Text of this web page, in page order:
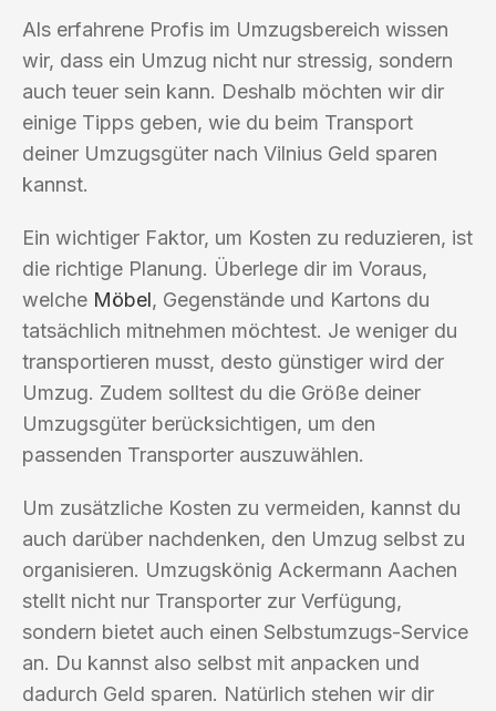
Als erfahrene Profis im Umzugsbereich wissen
wir, dass ein Umzug nicht nur stressig, sondern
auch teuer sein kann. Deshalb möchten wir dir
einige Tipps geben, wie du beim Transport
deiner Umzugsgüter nach Vilnius Geld sparen
kannst.
Ein wichtiger Faktor, um Kosten zu reduzieren, ist
die richtige Planung. Überlege dir im Voraus,
welche Möbel, Gegenstände und Kartons du
tatsächlich mitnehmen möchtest. Je weniger du
transportieren musst, desto günstiger wird der
Umzug. Zudem solltest du die Größe deiner
Umzugsgüter berücksichtigen, um den
passenden Transporter auszuwählen.
Um zusätzliche Kosten zu vermeiden, kannst du
auch darüber nachdenken, den Umzug selbst zu
organisieren. Umzugskönig Ackermann Aachen
stellt nicht nur Transporter zur Verfügung,
sondern bietet auch einen Selbstumzugs-Service
an. Du kannst also selbst mit anpacken und
dadurch Geld sparen. Natürlich stehen wir dir